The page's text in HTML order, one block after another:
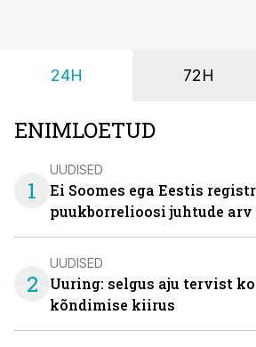
24H 72H
ENIMLOETUD
1
UUDISED
Ei Soomes ega Eestis
puukborrelioosi juhtude arv
2
UUDISED
Uuring: selgus aju tervist
kõndimise kiirus